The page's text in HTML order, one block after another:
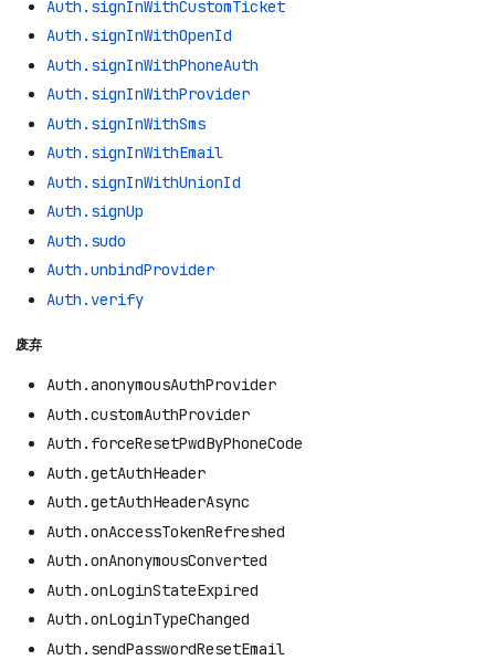
Auth.signInWithCustomTicket
Auth.signInWithOpenId
Auth.signInWithPhoneAuth
Auth.signInWithProvider
Auth.signInWithSms
Auth.signInWithEmail
Auth.signInWithUnionId
Auth.signUp
Auth.sudo
Auth.unbindProvider
Auth.verify
废弃
Auth.anonymousAuthProvider
Auth.customAuthProvider
Auth.forceResetPwdByPhoneCode
Auth.getAuthHeader
Auth.getAuthHeaderAsync
Auth.onAccessTokenRefreshed
Auth.onAnonymousConverted
Auth.onLoginStateExpired
Auth.onLoginTypeChanged
Auth.sendPasswordResetEmail